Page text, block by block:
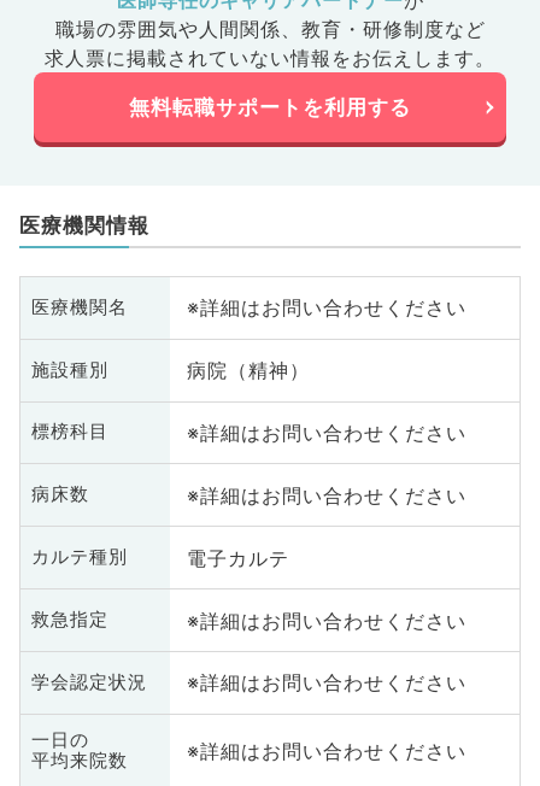
職場の雰囲気や人間関係、 教育・研修制度など
求人票に掲載されていない情報をお伝えします。
無料転職サポートを利用する
医療機関情報
医療機関名 ※詳細はお問い合わせください
施設種別 病院（精神）
標榜科目 ※詳細はお問い合わせください
病床数 ※詳細はお問い合わせください
カルテ種別 電子カルテ
救急指定 ※詳細はお問い合わせください
学会認定状況 ※詳細はお問い合わせください
一日の
平均来院数
※詳細はお問い合わせください